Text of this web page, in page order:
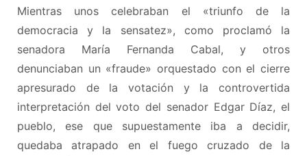
Mientras unos celebraban el «triunfo de la
democracia y la sensatez», como proclamó la
senadora María Fernanda Cabal, y otros
denunciaban un «fraude» orquestado con el cierre
apresurado de la votación y la controvertida
interpretación del voto del senador Edgar Díaz, el
pueblo, ese que supuestamente iba a decidir,
quedaba atrapado en el fuego cruzado de la